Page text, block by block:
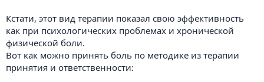
Кстати, этот вид терапии показал свою эффективность
как при психологических проблемах и хронической
физической боли.
Вот как можно принять боль по методике из терапии
принятия и ответственности: